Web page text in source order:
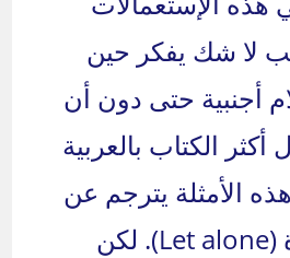
لا شك يفكر حين
أجنبية حتى دون أن
الكتاب بالعربية
الأمثلة يترجم عن
الإنكليزية عبارة (Let alone). لكن